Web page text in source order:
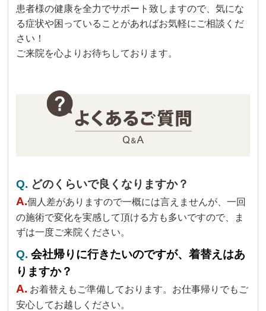
患者様の健康を全力でサポート致しますので、気にな
る症状や困っていることがあればお気軽にご相談くだ
さい！
ご来院を心よりお待ちしております。
Q. どのくらいで良くなりますか？
A.個人差がありますので一概には言えませんが、一回
の施術で変化を実感して頂ける方も多いですので、ま
ずは一度ご来院ください。
Q.会社帰りに行きたいのですが、着替えはあ
りますか？
A. お着替えもご準備しております。お仕事帰りでもご
安心してお越しください。